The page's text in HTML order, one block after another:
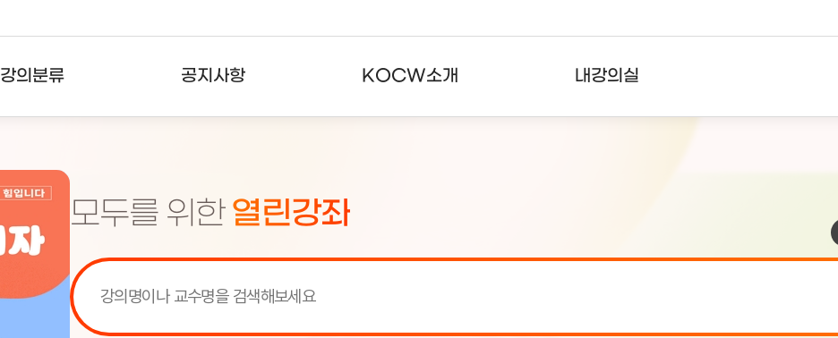
강의분류
기관강의
테마강의
공지사항
주요통계현황
KOCW소개 내강의실
모두를 위한 열린강좌